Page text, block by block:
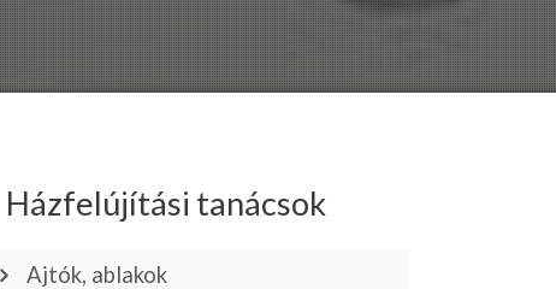
Házfelújítási tanácsok
Ajtók, ablakok